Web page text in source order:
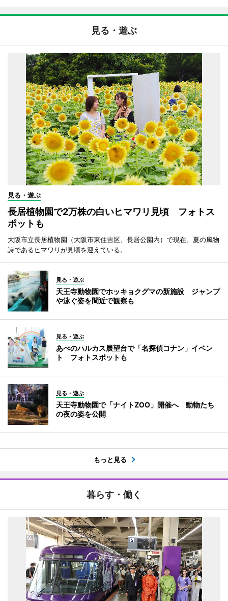
見る・遊ぶ
見る・遊ぶ
長居植物園で2万株の白いヒマワリ見頃 フォトス
ポットも
大阪市立長居植物園（大阪市東住吉区、長居公園内）で現在、夏の風物
詩であるヒマワリが見頃を迎えている。
見る・遊ぶ
天王寺動物園でホッキョクグマの新施設 ジャンプ
や泳ぐ姿を間近で観察も
見る・遊ぶ
あべのハルカス展望台で「名探偵コナン」イベン
ト フォトスポットも
見る・遊ぶ
天王寺動物園で「ナイトZOO」開催へ 動物たち
の夜の姿を公開
もっと見る
暮らす・働く